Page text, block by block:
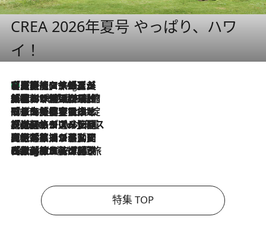
CREA 2026年夏号 やっぱり、ハワ
イ！
11 Hours Ago
【厳選旅コスメ】「多機能アイテムがメイン！」旅好き美容エディターが選んだ夏旅ベストコスメを発表【Mサイズジップ】
2026.8.6
「荷物が増えるほど旅ストレスは増す」美容ジャーナリストがたどり着いた最終結論。“化粧品を劇的に減らす”感動の凝縮美容とは
2026.8.6
「旅先には金髪ウィッグを持参」日本と同じメイクでは損してる!? 美容ジャーナリストが提案する“掟破りの旅美容”とは
2026.8.6
【厳選旅コスメ】「身軽さ＆UV対策重視！」ヘアアーティストshucoが選んだ夏旅ベストコスメを発表【Mサイズジップ】
2026.8.5
【厳選旅コスメ】国内をあちこち移動する河井菜摘が選んだ夏旅ベストコスメ発表！「リラックスアイテムはマスト」【Mサイズジップ】
2026.8.4
【厳選旅コスメ】「紫外線＆乾燥対策しながらメイク感も！」ヘア＆メイクGeorgeが選んだ夏旅ベストコスメを発表！【Mサイズジップ】
特集 TOP